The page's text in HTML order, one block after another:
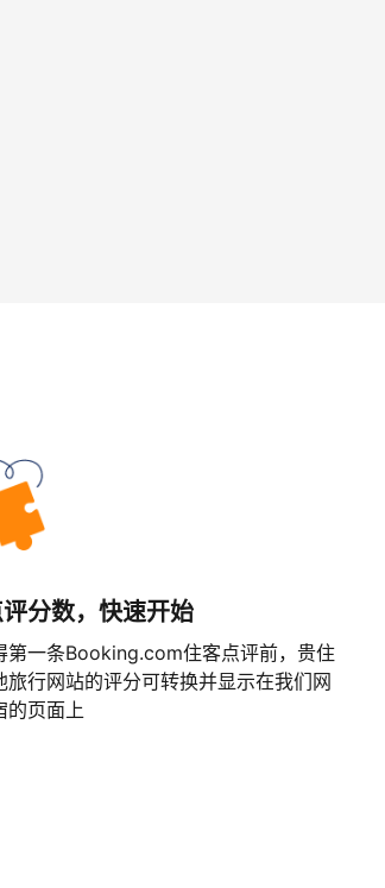
分数，快速开始
第一条Booking.com住客点评前，贵住
旅行网站的评分可转换并显示在我们网
的页面上